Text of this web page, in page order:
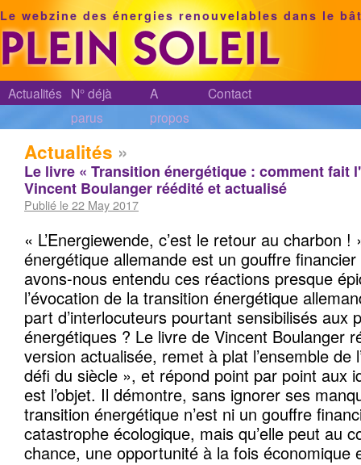
Le webzine des énergies renouvelables dans le
Actualités N° déjà
parus
A
propos
Contact
Actualités »
Le livre « Transition énergétique : comment fait
Vincent Boulanger réédité et actualisé
Publié le 22 May 2017
« L’Energiewende, c’est le retour au charbon
énergétique allemande est un gouffre
avons-nous entendu ces réactions presque
l’évocation de la transition énergétique
part d’interlocuteurs pourtant sensibilisés aux
énergétiques ? Le livre de Vincent Boulanger
version actualisée, remet à plat l’ensemble de
défi du siècle », et répond point par point aux
est l’objet. Il démontre, sans ignorer ses
transition énergétique n’est ni un gouffre
catastrophe écologique, mais qu’elle peut au
chance, une opportunité à la fois économique